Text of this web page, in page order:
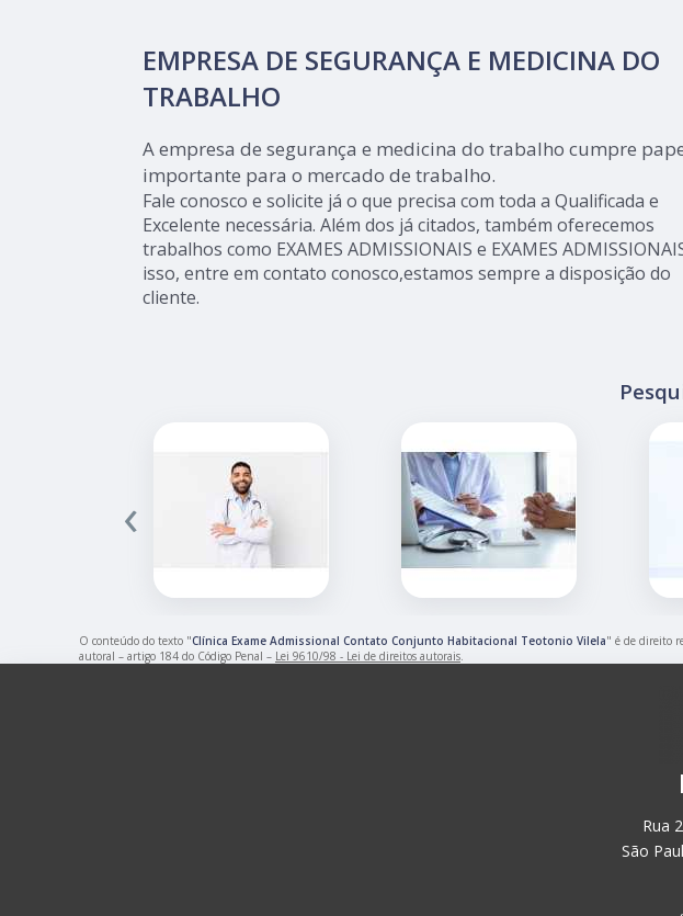
EMPRESA DE SEGURANÇA E MEDICINA DO
TRABALHO
A empresa de segurança e medicina do trabalho cumpre
importante para o mercado de trabalho.
Fale conosco e solicite já o que precisa com toda a Qualificada e
Excelente necessária. Além dos já citados, também oferecemos
trabalhos como EXAMES ADMISSIONAIS e EXAMES
isso, entre em contato conosco,estamos sempre a disposição do
cliente.
‹
O conteúdo do texto "Clínica Exame Admissional Contato Conjunto Habitacional Teotonio Vilela" é de direito
autoral – artigo 184 do Código Penal – Lei 9610/98 - Lei de direitos autorais
Rua
São